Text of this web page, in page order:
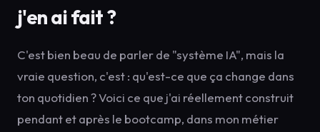
j'en ai fait ?
C'est bien beau de parler de "système IA", mais la
vraie question, c'est : qu'est-ce que ça change dans
ton quotidien ? Voici ce que j'ai réellement construit
pendant et après le bootcamp, dans mon métier